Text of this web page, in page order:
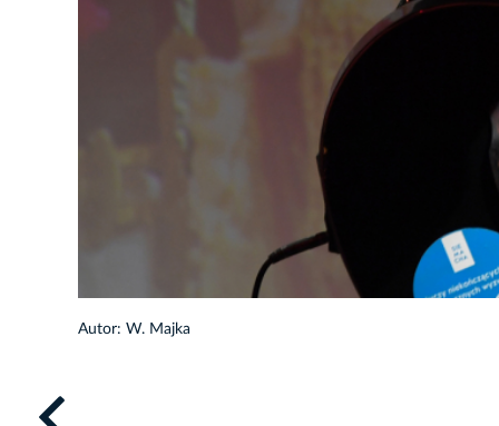
Autor: W. Majka